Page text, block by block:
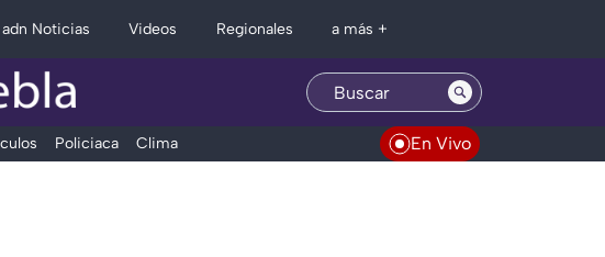
adn Noticias Videos Regionales a más +
Policiaca Clima En Vivo